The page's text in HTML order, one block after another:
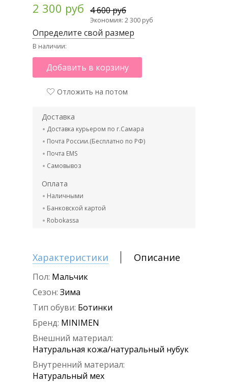
2 300 руб 4 600 руб
Экономия: 2 300 руб
Определите свой размер
В наличии:
Добавить в корзину
Отложить на потом
Доставка
Доставка курьером по г.Самара
Почта России.(Бесплатно по РФ)
Почта EMS
Самовывоз
Оплата
Наличными
Банковской картой
Robokassa
Характеристики Описание
Пол: Мальчик
Сезон: Зима
Тип обуви: Ботинки
Бренд: MINIMEN
Внешний материал:
Натуральная кожа/натуральный нубук
Внутренний материал:
Натуральный мех